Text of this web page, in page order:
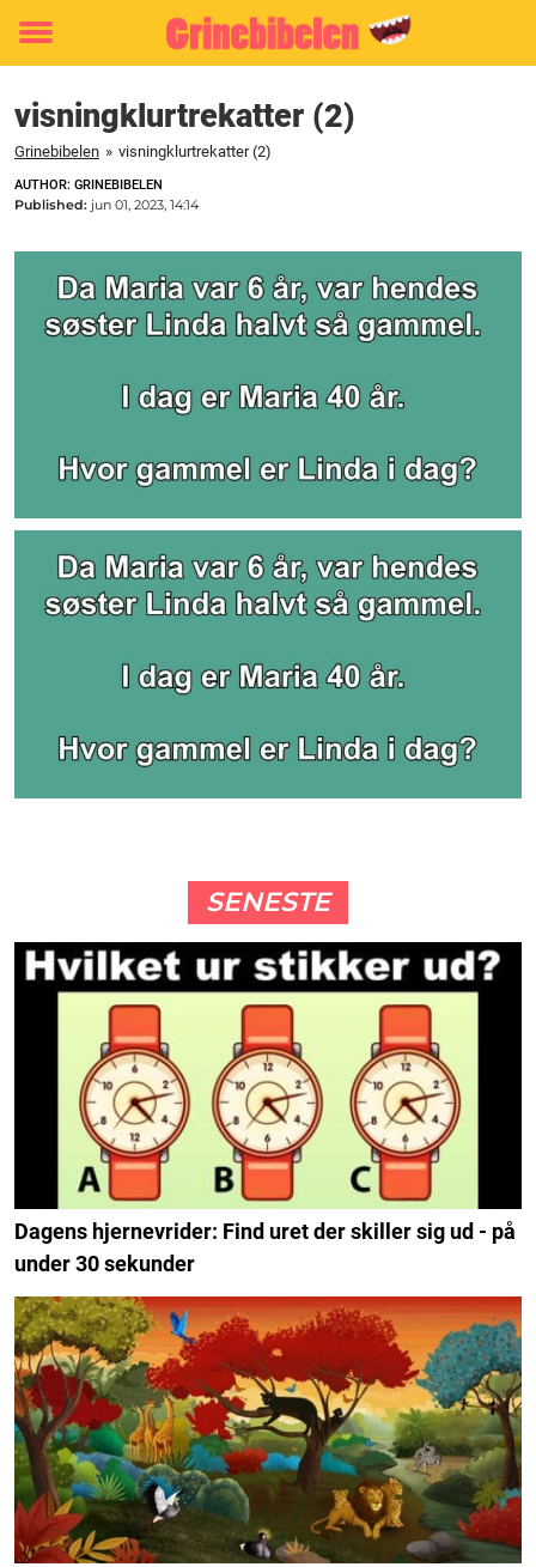
Toggle
visningklurtrekatter (2)
Grinebibelen » visningklurtrekatter (2)
AUTHOR: GRINEBIBELEN
Published: jun 01, 2023, 14:14
SENESTE
Dagens hjernevrider: Find uret der skiller sig ud - på
under 30 sekunder